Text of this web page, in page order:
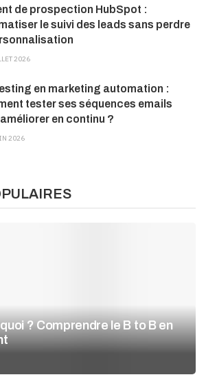
de prospection HubSpot :
le suivi des leads sans perdre
2026
en marketing automation :
tester ses séquences emails
en continu ?
2026
? Comprendre le B to B en